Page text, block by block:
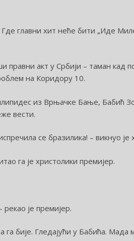
главни хит неће бити „Иде Миле
правни акт у Србији – таман
на Коридору 10.
из Врњачке Бање, Бабић
вести.
се бразилика! – викнуо је
га је христолики премијер.
је премијер.
га бије. Гледајући у Бабића. Мада